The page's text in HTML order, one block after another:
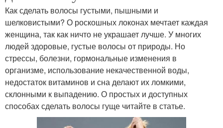
Как сделать волосы густыми, пышными и
шелковистыми? О роскошных локонах мечтает каждая
женщина, так как ничто не украшает лучше. У многих
людей здоровые, густые волосы от природы. Но
стрессы, болезни, гормональные изменения в
организме, использование некачественной воды,
недостаток витаминов и сна делают их ломкими,
склонными к выпадению. О простых и доступных
способах сделать волосы гуще читайте в статье.